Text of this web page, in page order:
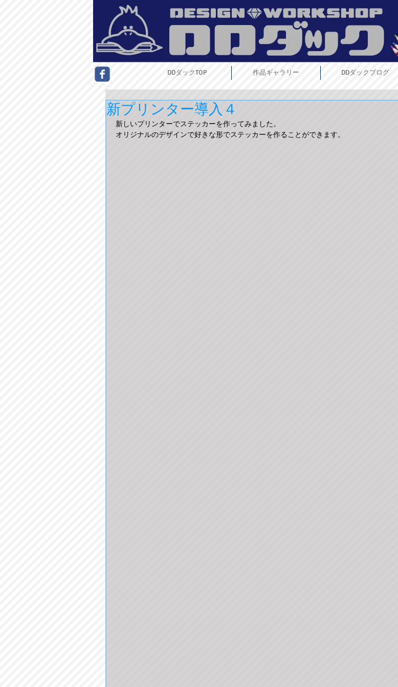
新プリンター導入４
新しいプリンターでステッカーを作ってみました。
オリジナルのデザインで好きな形でステッカーを作ることができます。
DDダックTOP 作品ギャラリー DDダックブログ